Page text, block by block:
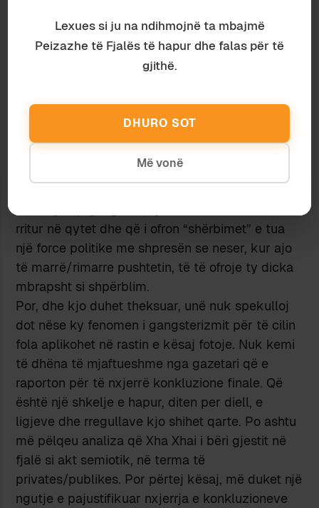
shkaktuar gansterizmi nё kohё fushatash janё
raportuar gjerёsisht nё media dhe, nё disa raste,
ka patur edhe vrasje nga autorё me precedentё
“mbёshtetje” tё njёrёs apo tjetrёs parti.
Kёtё po e them per tё bёrё njё dallim kategorik
mes fenomeneve; pra, nuk ka nevojё qё tё jesh
njё “katundar” i ardhur vonё nё qytet pёr tё bёrё
rritur nё qytet dhe qё i ofron “shёrbimet” e tua
njё force politike me shpresёn se neser, kur ajo
tё marrё/rimarre pushtetin, tё tё ofroje ty dicka
mbrapsht si shpёrblim.
Por, dhe kjo duhet theksuar, unё nuk spekulloj
dot nёse ky fenomen i gangsterizmit pёr tё cilin
fola aplikohet nё rastin e kёsaj fotoje. Nuk kemi
tё dhёna tё mjaftueshme nga gazetari qё e
raporton pёr tё nxjerrё konkluzione finale. Qё
ёshtё njё shkelje e hapur, diten per diell, e
ligjeve dhe rregullave kjo shihet qarte. Po ashtu
mё pёlqeu analiza qё Xha Xhai i bёri gjestit nё
fjalё si akt semiotik, nё terma tё
privates/publikes. Por pёrtej kёsaj, mё duket njё
ngutje e pajustifikuar nxjerrja e konkluzioneve
Lexues si ju na ndihmojnë ta mbajmë
Peizazhe të Fjalës të hapur dhe falas për të
gjithë.
DHURO SOT
Më vonë